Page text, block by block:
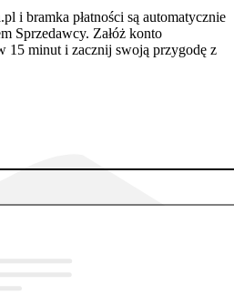
i bramka płatności są automatycznie
Sprzedawcy. Załóż konto
15 minut i zacznij swoją przygodę z